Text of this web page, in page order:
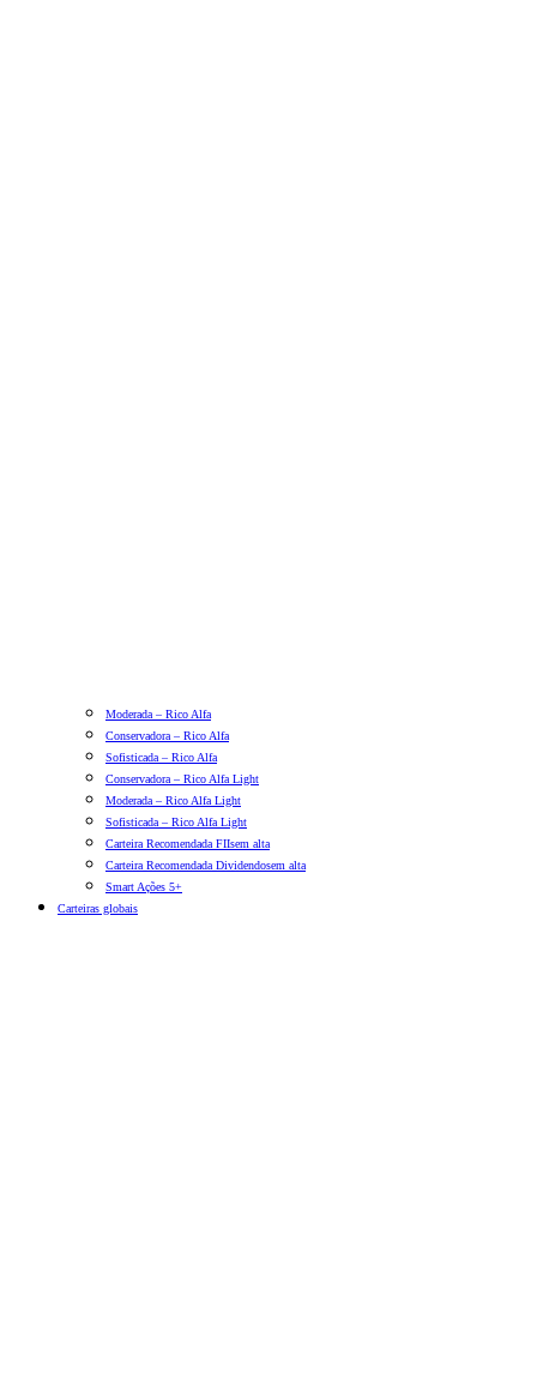
Moderada – Rico Alfa
Conservadora – Rico Alfa
Sofisticada – Rico Alfa
Conservadora – Rico Alfa Light
Moderada – Rico Alfa Light
Sofisticada – Rico Alfa Light
Carteira Recomendada FIIsem alta
Carteira Recomendada Dividendosem alta
Smart Ações 5+
Carteiras globais